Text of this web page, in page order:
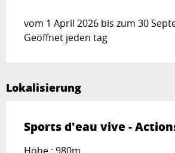
vom 1 April 2026 bis zum 30
Geöffnet jeden tag
Lokalisierung
Sports d'eau vive -